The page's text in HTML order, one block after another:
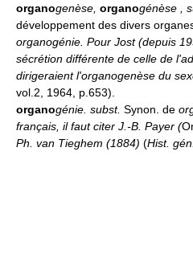
organogenèse, organogénèse ,
développement des divers
organogénie. Pour Jost (depuis
sécrétion différente de celle de
dirigeraient l'organogenèse du
vol.2, 1964, p.653).
organogénie. subst. Synon. de
français, il faut citer J.-B. Payer (
Ph. van Tieghem (1884) (Hist.